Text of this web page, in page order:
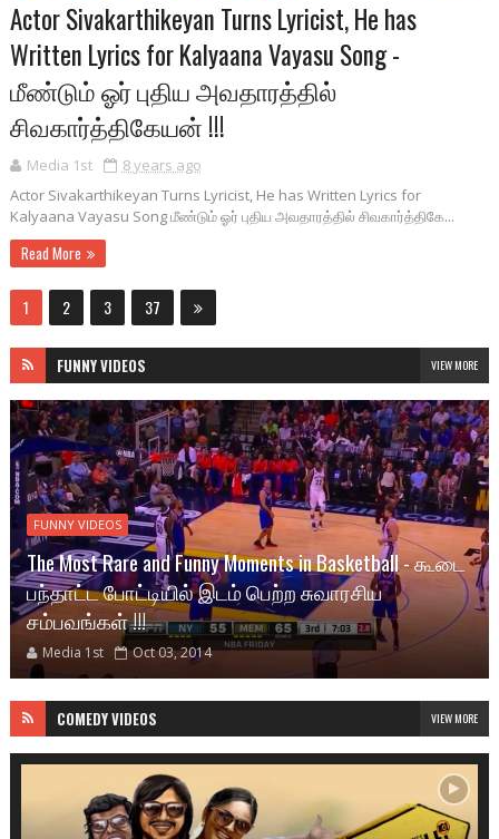
Actor Sivakarthikeyan Turns Lyricist, He has
Written Lyrics for Kalyaana Vayasu Song -
மீண்டும் ஓர் புதிய அவதாரத்தில்
சிவகார்த்திகேயன் !!!
Media 1st
8 years ago
Actor Sivakarthikeyan Turns Lyricist, He has Written Lyrics for
Kalyaana Vayasu Song மீண்டும் ஓர் புதிய அவதாரத்தில் சிவகார்த்திகே...
Read More
1 2 3 37
FUNNY VIDEOS VIEW MORE
FUNNY VIDEOS
The Most Rare and Funny Moments in Basketball - கூடை
பந்தாட்ட போட்டியில் இடம் பெற்ற சுவாரசிய
சம்பவங்கள் !!!
Media 1st Oct 03, 2014
COMEDY VIDEOS VIEW MORE